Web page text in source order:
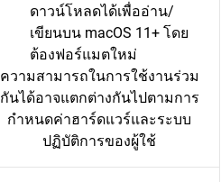
ดาวน์โหลดได้เพื่ออ่าน/
เขียนบน macOS 11+ โดย
ต้องฟอร์แมตใหม่
ความสามารถในการใช้งานร่วม
กันได้อาจแตกต่างกันไปตามการ
กำหนดค่าฮาร์ดแวร์และระบบ
ปฏิบัติการของผู้ใช้